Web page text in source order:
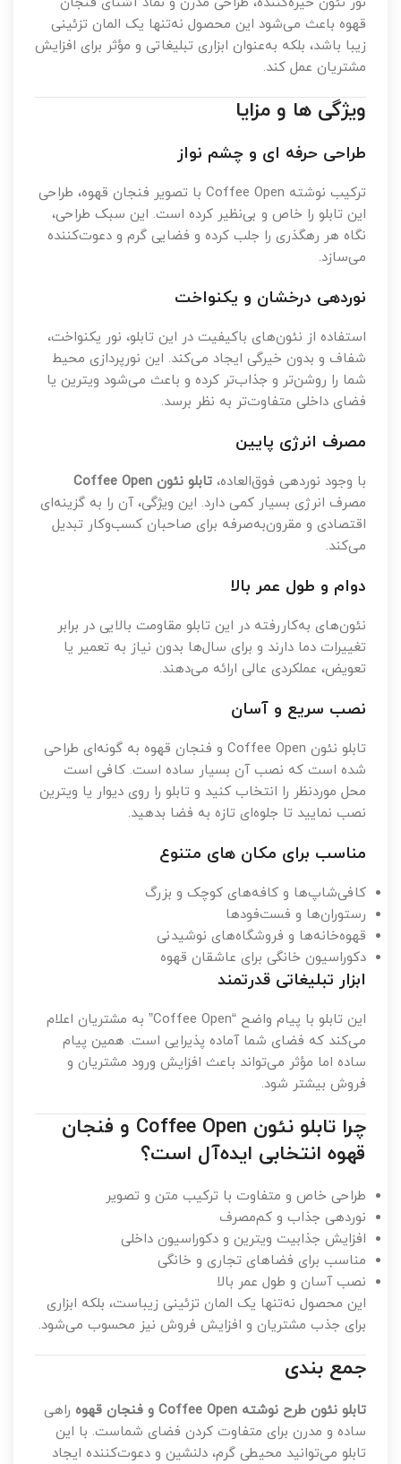
قهوه باعث می‌شود این محصول نه‌تنها یک المان تزئینی
زیبا باشد، بلکه به‌عنوان ابزاری تبلیغاتی و مؤثر برای افزایش
مشتریان عمل کند.
ویژگی ها و مزایا
طراحی حرفه ای و چشم نواز
ترکیب نوشته Coffee Open با تصویر فنجان قهوه، طراحی
این تابلو را خاص و بی‌نظیر کرده است. این سبک طراحی،
نگاه هر رهگذری را جلب کرده و فضایی گرم و دعوت‌کننده
می‌سازد.
نوردهی درخشان و یکنواخت
استفاده از نئون‌های باکیفیت در این تابلو، نور یکنواخت،
شفاف و بدون خیرگی ایجاد می‌کند. این نورپردازی محیط
شما را روشن‌تر و جذاب‌تر کرده و باعث می‌شود ویترین یا
فضای داخلی متفاوت‌تر به نظر برسد.
مصرف انرژی پایین
با وجود نوردهی فوق‌العاده، تابلو نئون Coffee Open
مصرف انرژی بسیار کمی دارد. این ویژگی، آن را به گزینه‌ای
اقتصادی و مقرون‌به‌صرفه برای صاحبان کسب‌وکار تبدیل
می‌کند.
دوام و طول عمر بالا
نئون‌های به‌کاررفته در این تابلو مقاومت بالایی در برابر
تغییرات دما دارند و برای سال‌ها بدون نیاز به تعمیر یا
تعویض، عملکردی عالی ارائه می‌دهند.
نصب سریع و آسان
تابلو نئون Coffee Open و فنجان قهوه به گونه‌ای طراحی
شده است که نصب آن بسیار ساده است. کافی است
محل موردنظر را انتخاب کنید و تابلو را روی دیوار یا ویترین
نصب نمایید تا جلوه‌ای تازه به فضا بدهید.
مناسب برای مکان های متنوع
کافی‌شاپ‌ها و کافه‌های کوچک و بزرگ
رستوران‌ها و فست‌فودها
قهوه‌خانه‌ها و فروشگاه‌های نوشیدنی
دکوراسیون خانگی برای عاشقان قهوه
ابزار تبلیغاتی قدرتمند
این تابلو با پیام واضح “Coffee Open” به مشتریان اعلام
می‌کند که فضای شما آماده پذیرایی است. همین پیام
ساده اما مؤثر می‌تواند باعث افزایش ورود مشتریان و
فروش بیشتر شود.
چرا تابلو نئون Coffee Open و فنجان
قهوه انتخابی ایده‌آل است؟
طراحی خاص و متفاوت با ترکیب متن و تصویر
نوردهی جذاب و کم‌مصرف
افزایش جذابیت ویترین و دکوراسیون داخلی
مناسب برای فضاهای تجاری و خانگی
نصب آسان و طول عمر بالا
این محصول نه‌تنها یک المان تزئینی زیباست، بلکه ابزاری
برای جذب مشتریان و افزایش فروش نیز محسوب می‌شود.
جمع بندی
تابلو نئون طرح نوشته Coffee Open و فنجان قهوه
راهی
ساده و مدرن برای متفاوت کردن فضای شماست. با این
تابلو می‌توانید محیطی گرم، دلنشین و دعوت‌کننده ایجاد